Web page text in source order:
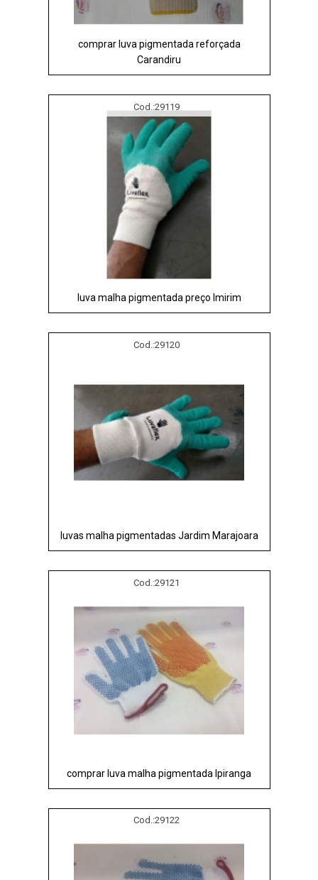
comprar luva pigmentada reforçada
Carandiru
Cod.:29119
luva malha pigmentada preço Imirim
Cod.:29120
luvas malha pigmentadas Jardim Marajoara
Cod.:29121
comprar luva malha pigmentada Ipiranga
Cod.:29122